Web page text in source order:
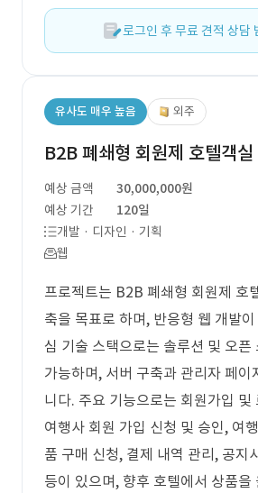
로그인 후 무료 견적 상담
유사도 매우 높음 외주
B2B 폐쇄형 회원제 호텔객
예상 금액
30,000,000원
예상 기간
120일
개발 · 디자인 · 기획
웹
프로젝트는 B2B 폐쇄형 회원제 호
축을 목표로 하며, 반응형 웹 개발
심 기술 스택으로는 솔루션 및 오픈
가능하며, 서버 구축과 관리자 페이
니다. 주요 기능으로는 회원가입 및
여행사 회원 가입 신청 및 승인, 여
품 구매 신청, 결제 내역 관리, 공지
등이 있으며, 향후 호텔에서 상품을